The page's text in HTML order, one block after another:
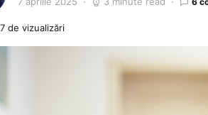
de vizualizări